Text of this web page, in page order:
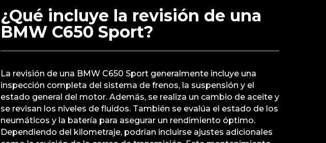
¿Qué incluye la revisión de una
BMW C650 Sport?
La revisión de una BMW C650 Sport generalmente incluye una
inspección completa del sistema de frenos, la suspensión y el
estado general del motor. Además, se realiza un cambio de aceite y
se revisan los niveles de fluidos. También se evalúa el estado de los
neumáticos y la batería para asegurar un rendimiento óptimo.
Dependiendo del kilometraje, podrían incluirse ajustes adicionales